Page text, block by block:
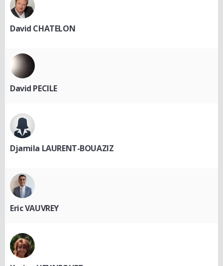
David CHATELON
David PECILE
Djamila LAURENT-BOUAZIZ
Eric VAUVREY